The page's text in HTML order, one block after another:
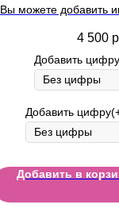
Вы можете добавить
4 500
Добавить
Добавить
Добавить в